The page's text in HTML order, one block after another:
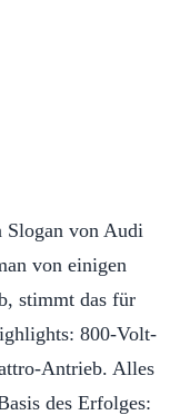
Slogan von Audi
von einigen
stimmt das für
800-Volt-
Antrieb. Alles
des Erfolges: